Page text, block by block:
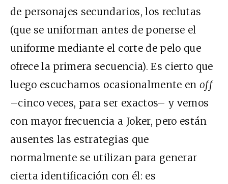
de personajes secundarios, los reclutas
(que se uniforman antes de ponerse el
uniforme mediante el corte de pelo que
ofrece la primera secuencia). Es cierto que
luego escuchamos ocasionalmente en off
–cinco veces, para ser exactos– y vemos
con mayor frecuencia a Joker, pero están
ausentes las estrategias que
normalmente se utilizan para generar
cierta identificación con él: es